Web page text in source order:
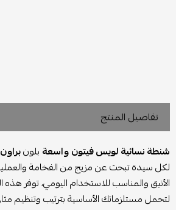
تفاصيل المنتج
شنطة نسائية لويس فيتونواسعة بلون
لكل سيدة تبحث عن مزيج من الفخامة
الأنيق والمناسب للاستخدام اليومي، توفر
لتحمل مستلزماتك الأساسية بترتيب وتنظيم